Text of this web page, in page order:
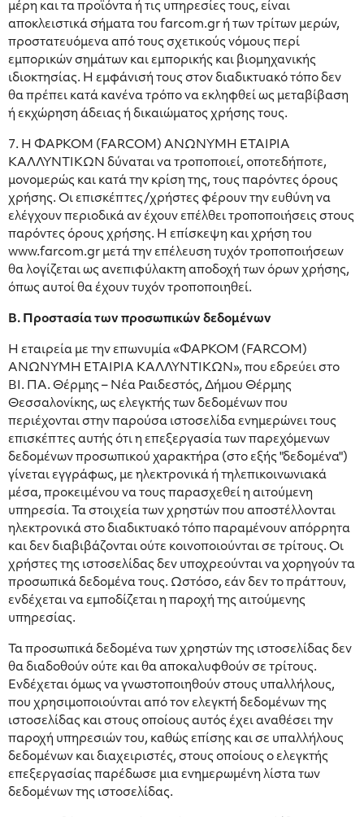
μέρη και τα προϊόντα ή τις υπηρεσίες τους, είναι
αποκλειστικά σήματα του farcom.gr ή των τρίτων μερών,
προστατευόμενα από τους σχετικούς νόμους περί
εμπορικών σημάτων και εμπορικής και βιομηχανικής
ιδιοκτησίας. Η εμφάνισή τους στον διαδικτυακό τόπο δεν
θα πρέπει κατά κανένα τρόπο να εκληφθεί ως μεταβίβαση
ή εκχώρηση άδειας ή δικαιώματος χρήσης τους.
7. Η ΦΑΡΚΟΜ (FARCOM) ΑΝΩΝΥΜΗ ΕΤΑΙΡΙΑ
ΚΑΛΛΥΝΤΙΚΩΝ δύναται να τροποποιεί, οποτεδήποτε,
μονομερώς και κατά την κρίση της, τους παρόντες όρους
χρήσης. Οι επισκέπτες/χρήστες φέρουν την ευθύνη να
ελέγχουν περιοδικά αν έχουν επέλθει τροποποιήσεις στους
παρόντες όρους χρήσης. Η επίσκεψη και χρήση του
www.farcom.gr μετά την επέλευση τυχόν τροποποιήσεων
θα λογίζεται ως ανεπιφύλακτη αποδοχή των όρων χρήσης,
όπως αυτοί θα έχουν τυχόν τροποποιηθεί.
Β. Προστασία των προσωπικών δεδομένων
Η εταιρεία με την επωνυμία «ΦΑΡΚΟΜ (FARCOM)
ΑΝΩΝΥΜΗ ΕΤΑΙΡΙΑ ΚΑΛΛΥΝΤΙΚΩΝ», που εδρεύει στο
ΒΙ. ΠΑ. Θέρμης – Νέα Ραιδεστός, Δήμου Θέρμης
Θεσσαλονίκης, ως ελεγκτής των δεδομένων που
περιέχονται στην παρούσα ιστοσελίδα ενημερώνει τους
επισκέπτες αυτής ότι η επεξεργασία των παρεχόμενων
δεδομένων προσωπικού χαρακτήρα (στο εξής "δεδομένα")
γίνεται εγγράφως, με ηλεκτρονικά ή τηλεπικοινωνιακά
μέσα, προκειμένου να τους παρασχεθεί η αιτούμενη
υπηρεσία. Τα στοιχεία των χρηστών που αποστέλλονται
ηλεκτρονικά στο διαδικτυακό τόπο παραμένουν απόρρητα
και δεν διαβιβάζονται ούτε κοινοποιούνται σε τρίτους. Οι
χρήστες της ιστοσελίδας δεν υποχρεούνται να χορηγούν τα
προσωπικά δεδομένα τους. Ωστόσο, εάν δεν το πράττουν,
ενδέχεται να εμποδίζεται η παροχή της αιτούμενης
υπηρεσίας.
Τα προσωπικά δεδομένα των χρηστών της ιστοσελίδας δεν
θα διαδοθούν ούτε και θα αποκαλυφθούν σε τρίτους.
Ενδέχεται όμως να γνωστοποιηθούν στους υπαλλήλους,
που χρησιμοποιούνται από τον ελεγκτή δεδομένων της
ιστοσελίδας και στους οποίους αυτός έχει αναθέσει την
παροχή υπηρεσιών του, καθώς επίσης και σε υπαλλήλους
δεδομένων και διαχειριστές, στους οποίους ο ελεγκτής
επεξεργασίας παρέδωσε μια ενημερωμένη λίστα των
δεδομένων της ιστοσελίδας.